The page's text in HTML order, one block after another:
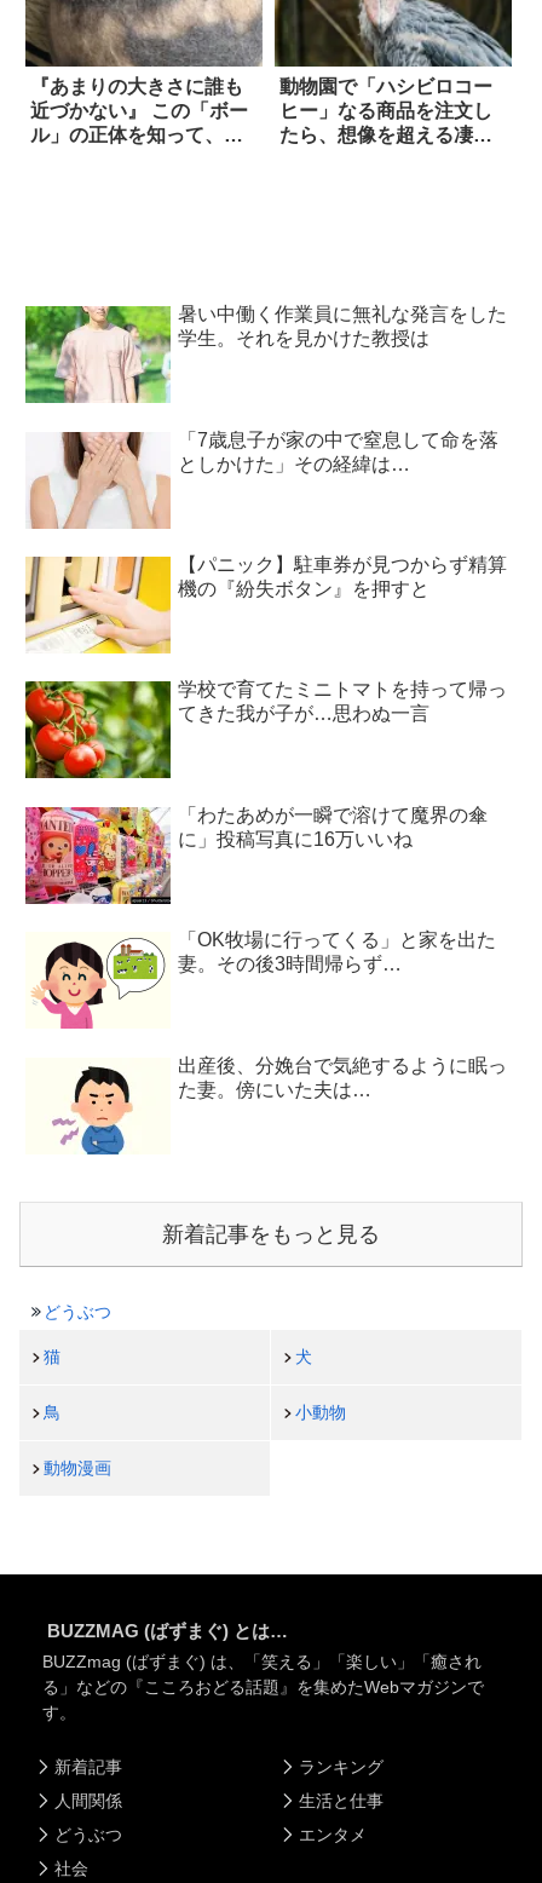
『あまりの大きさに誰も
近づかない』 この「ボー
ル」の正体を知って、ビ
動物園で「ハシビロコー
ヒー」なる商品を注文し
たら、想像を超える凄い
暑い中働く作業員に無礼な発言をした
学生。それを見かけた教授は
「7歳息子が家の中で窒息して命を落
としかけた」その経緯は…
【パニック】駐車券が見つからず精算
機の『紛失ボタン』を押すと
学校で育てたミニトマトを持って帰っ
てきた我が子が…思わぬ一言
「わたあめが一瞬で溶けて魔界の傘
に」投稿写真に16万いいね
「OK牧場に行ってくる」と家を出た
妻。その後3時間帰らず…
出産後、分娩台で気絶するように眠っ
た妻。傍にいた夫は…
新着記事をもっと見る
どうぶつ
猫 犬
鳥 小動物
動物漫画
BUZZMAG (ばずまぐ) とは…
BUZZmag (ばずまぐ) は、「笑える」「楽しい」「癒され
る」などの『こころおどる話題』を集めたWebマガジンで
す。
新着記事
人間関係
どうぶつ
社会
ランキング
生活と仕事
エンタメ